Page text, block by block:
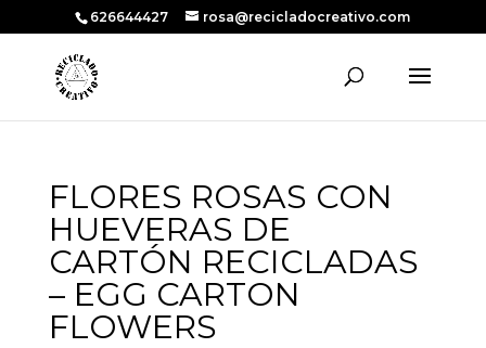
626644427 rosa@recicladocreativo.com
FLORES ROSAS CON
HUEVERAS DE
CARTÓN RECICLADAS
– EGG CARTON
FLOWERS